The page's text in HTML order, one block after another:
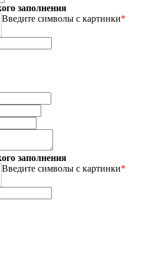
заполнения
Введите символы с картинки*
заполнения
Введите символы с картинки*